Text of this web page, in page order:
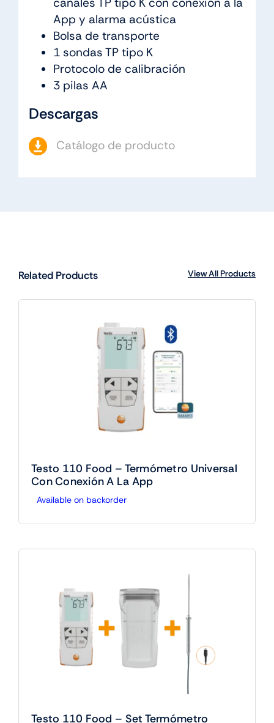
App y alarma acústica
Bolsa de transporte
1 sondas TP tipo K
Protocolo de calibración
3 pilas AA
Descargas
Catálogo de producto
Related Products View All Products
Testo 110 Food – Termómetro Universal
Con Conexión A La App
Available on backorder
Testo 110 Food – Set Termómetro